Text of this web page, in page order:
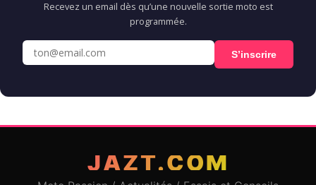
Recevez un email dès qu’une nouvelle sortie moto est
programmée.
S’inscrire
JAZT.COM